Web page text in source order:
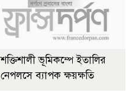
শক্তিশালী ভূমিকম্পে ইতালির
নেপলসে ব্যাপক ক্ষয়ক্ষতি